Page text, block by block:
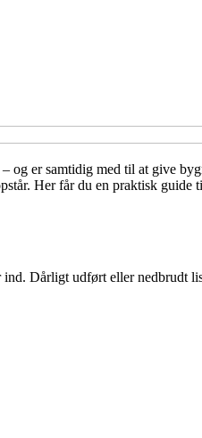
og er samtidig med til at give
Her får du en praktisk guide
Dårligt udført eller nedbrudt